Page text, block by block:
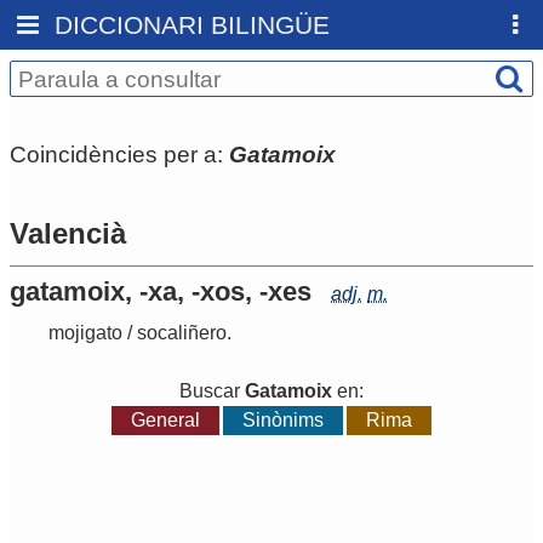
DICCIONARI BILINGÜE
Coincidències per a: Gatamoix
Valencià
gatamoix, -xa, -xos, -xes adj. m.
mojigato /socaliñero.
Buscar Gatamoix en:
General
Sinònims Rima